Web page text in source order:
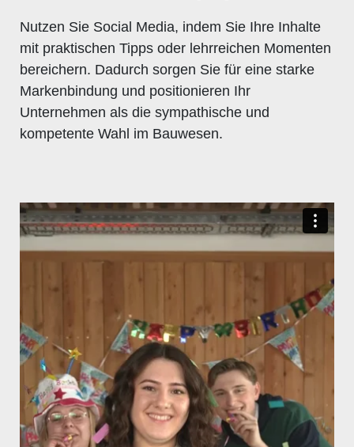
Nutzen Sie Social Media, indem Sie Ihre Inhalte
mit praktischen Tipps oder lehrreichen Momenten
bereichern. Dadurch sorgen Sie für eine starke
Markenbindung und positionieren Ihr
Unternehmen als die sympathische und
kompetente Wahl im Bauwesen.